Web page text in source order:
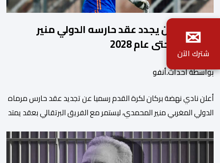
نهضة بركان يجدد عقد حارسه الدولي منير
المحمدي حتى عام 2028
بواسطة أحداث.أنفو
​أعلن نادي نهضة بركان لكرة القدم رسميا عن تجديد عقد حارس مرماه
الدولي المغربي منير المحمدي، ليستمر مع الفريق البرتقالي بعقد يمتد
على منصات التواصل الاجتماعي، مصحوبا بعبارة “الرحلة مستمرة”، في
إشارة إلى رغبة الإدارة في الحفاظ على ركائز الفريق والتعزيز من
✉
شترك الآن